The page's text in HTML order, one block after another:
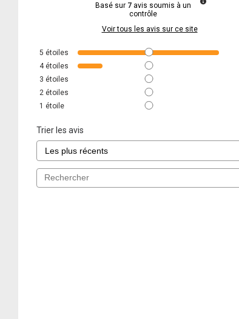
Basé sur 7 avis soumis à un
contrôle
Voir tous les avis sur ce site
5 étoiles
4 étoiles
3 étoiles
2 étoiles
1 étoile
Trier les avis